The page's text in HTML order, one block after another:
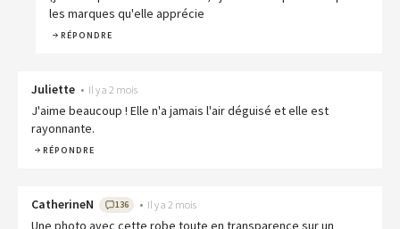
les marques qu'elle apprécie
RÉPONDRE
Juliette • Il y a 2 mois
J'aime beaucoup ! Elle n'a jamais l'air déguisé et elle est
rayonnante.
RÉPONDRE
CatherineN 136 • Il y a 2 mois
Une photo avec cette robe toute en transparence sur un